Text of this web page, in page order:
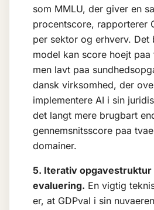
som MMLU, der giver en
procentscore, rapporterer
per sektor og erhverv. Det
model kan score hoejt
men lavt paa
dansk virksomhed, der
implementere AI i sin
det langt mere brugbart
gennemsnitsscore paa
domainer.
5. Iterativ
evaluering. En vigtig
er, at GDPval i sin